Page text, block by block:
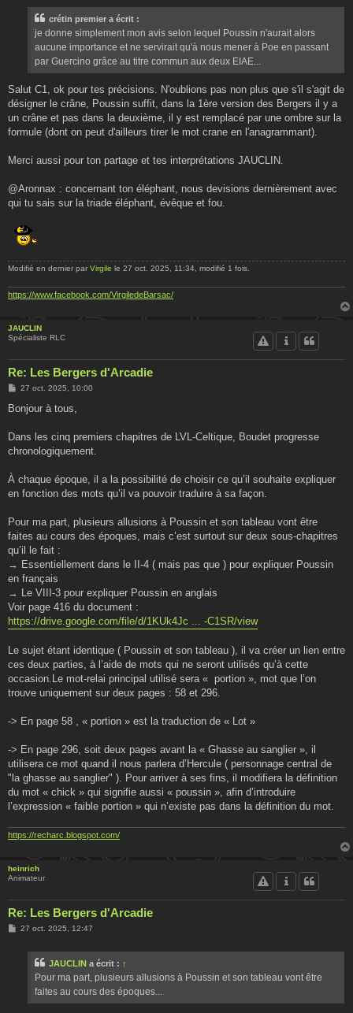
crétin premier a écrit :
je donne simplement mon avis selon lequel Poussin n'aurait alors
aucune importance et ne servirait qu'à nous mener à Poe en passant
par Guercino grâce au titre commun aux deux EIAE...
Salut C1, ok pour tes précisions. N'oublions pas non plus que s'il s'agit de
désigner le crâne, Poussin suffit, dans la 1ère version des Bergers il y a
un crâne et pas dans la deuxième, il y est remplacé par une ombre sur la
formule (dont on peut d'ailleurs tirer le mot crane en l'anagrammant).
Merci aussi pour ton partage et tes interprétations JAUCLIN.
@Aronnax : concernant ton éléphant, nous devisions dernièrement avec
qui tu sais sur la triade éléphant, évêque et fou.
Modifié en dernier par Virgile le 27 oct. 2025, 11:34, modifié 1 fois.
https://www.facebook.com/VirgiledeBarsac/
JAUCLIN
Spécialiste RLC
Re: Les Bergers d'Arcadie
M
s
g
27 oct. 2025, 10:00
Bonjour à tous,
Dans les cinq premiers chapitres de LVL-Celtique, Boudet progresse
chronologiquement.
À chaque époque, il a la possibilité de choisir ce qu’il souhaite expliquer
en fonction des mots qu’il va pouvoir traduire à sa façon.
Pour ma part, plusieurs allusions à Poussin et son tableau vont être
faites au cours des époques, mais c’est surtout sur deux sous-chapitres
qu’il le fait :
→ Essentiellement dans le II-4 ( mais pas que ) pour expliquer Poussin
en français
→ Le VIII-3 pour expliquer Poussin en anglais
Voir page 416 du document :
https://drive.google.com/file/d/1KUk4Jc ... -C1SR/view
Le sujet étant identique ( Poussin et son tableau ), il va créer un lien entre
ces deux parties, à l’aide de mots qui ne seront utilisés qu’à cette
occasion.Le mot-relai principal utilisé sera « portion », mot que l’on
trouve uniquement sur deux pages : 58 et 296.
-> En page 58 , « portion » est la traduction de « Lot »
-> En page 296, soit deux pages avant la « Ghasse au sanglier », il
utilisera ce mot quand il nous parlera d’Hercule ( personnage central de
"la ghasse au sanglier" ). Pour arriver à ses fins, il modifiera la définition
du mot « chick » qui signifie aussi « poussin », afin d’introduire
l’expression « faible portion » qui n’existe pas dans la définition du mot.
https://recharc.blogspot.com/
heinrich
Animateur
Re: Les Bergers d'Arcadie
M27 oct. 2025, 12:47
JAUCLIN a écrit : ↑
Pour ma part, plusieurs allusions à Poussin et son tableau vont être
faites au cours des époques...